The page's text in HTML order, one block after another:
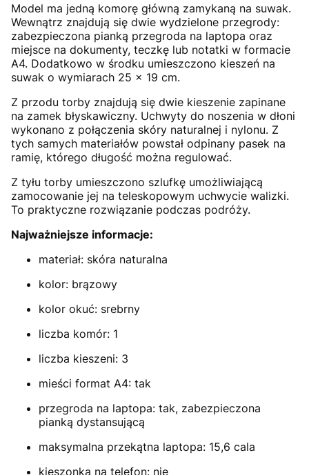
Model ma jedną komorę główną zamykaną na suwak.
Wewnątrz znajdują się dwie wydzielone przegrody:
zabezpieczona pianką przegroda na laptopa oraz
miejsce na dokumenty, teczkę lub notatki w formacie
A4. Dodatkowo w środku umieszczono kieszeń na
suwak o wymiarach 25 × 19 cm.
Z przodu torby znajdują się dwie kieszenie zapinane
na zamek błyskawiczny. Uchwyty do noszenia w dłoni
wykonano z połączenia skóry naturalnej i nylonu. Z
tych samych materiałów powstał odpinany pasek na
ramię, którego długość można regulować.
Z tyłu torby umieszczono szlufkę umożliwiającą
zamocowanie jej na teleskopowym uchwycie walizki.
To praktyczne rozwiązanie podczas podróży.
Najważniejsze informacje:
materiał: skóra naturalna
kolor: brązowy
kolor okuć: srebrny
liczba komór: 1
liczba kieszeni: 3
mieści format A4: tak
przegroda na laptopa: tak, zabezpieczona
pianką dystansującą
maksymalna przekątna laptopa: 15,6 cala
kieszonka na telefon: nie